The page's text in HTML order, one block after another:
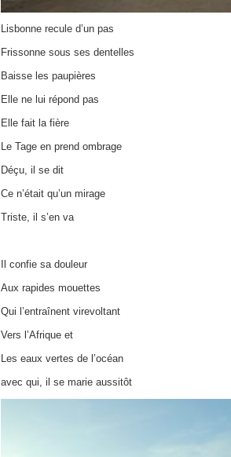
Lisbonne recule d’un pas
Frissonne sous ses dentelles
Baisse les paupières
Elle ne lui répond pas
Elle fait la fière
Le Tage en prend ombrage
Déçu, il se dit
Ce n’était qu’un mirage
Triste, il s’en va
Il confie sa douleur
Aux rapides mouettes
Qui l’entraînent virevoltant
Vers l’Afrique et
Les eaux vertes de l’océan
avec qui, il se marie aussitôt